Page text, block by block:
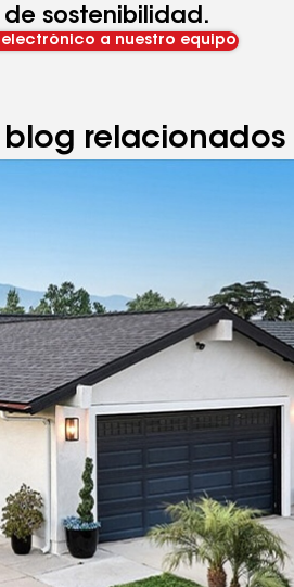
sostenibilidad.
electrónico a nuestro equipo
relacionados